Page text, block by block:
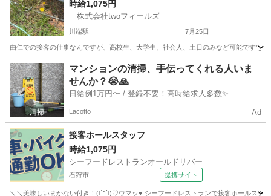
時給1,075円
株式会社twoフィールズ
川端駅 7月25日
由仁での接客の仕事なんですが、高校生、大学生、社会人、土日のみなど可能です
北海道 夕張郡 川端駅 その他 人手不足
マンションの清掃、手伝ってくれる人いま
せんか？😭🙏
日給例1万円〜 / 登録不要！高時給求人多数✨
Lacotto Ad
接客ホールスタッフ
時給1,075円
シーフードレストランオールドリバー
石狩市 提携サイト
＼＼美味しいまかない付き！(ฅ́˘ฅ̀)♡ウマッ♥ シーフードレストランで接客ホールス